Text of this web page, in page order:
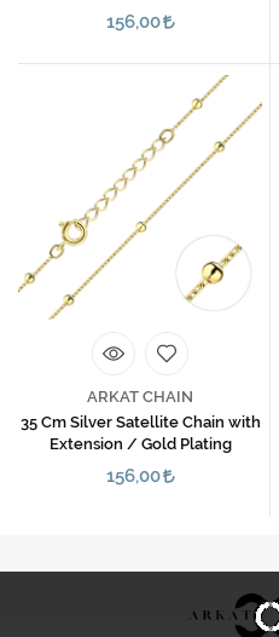
156,00
ARKAT CHAIN
35 Cm Silver Satellite Chain with
Extension / Gold Plating
156,00